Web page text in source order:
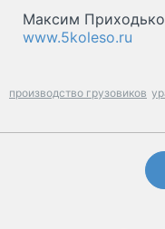
Максим Приходько
www.5koleso.ru
производство грузовиков